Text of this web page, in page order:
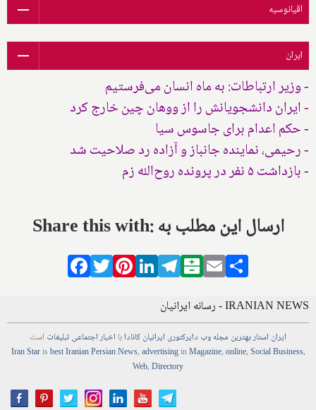
اقیانوسیه
ایران
- وزیر ارتباطات: به ماه انسان می‌فرستیم
- ایران دانشجویانش را از ووهان چین خارج کرد
- حکم اعدام برای جاسوس سیا
- رحیمی، نماینده جانباز و آزاده رد صلاحیت شد
- بازداشت ۵ نفر در پرونده روح‌الله زم
Share this with: ارسال این مطلب به
Facebook
TwitterPinterestLinkedIn
Telegram
Balatarin
Email
IRANIAN NEWS - رسانه ایرانیان
ایران استاربهترین مجلهوب دایرکتوری ایرانیان کانادابا اخباراجتماعیتبلیغات است
Iran Starisbest Iranian PersianNews,advertisinginMagazine,online,Social Business,
Web,Directory